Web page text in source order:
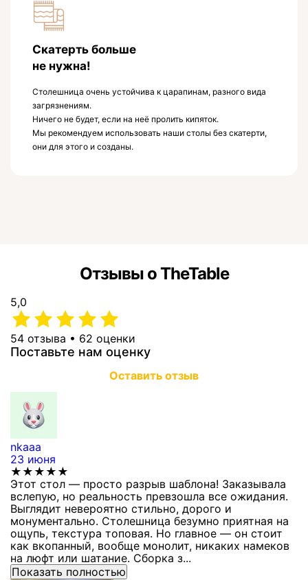
Скатерть больше
не нужна!
Столешница очень устойчива к царапинам, разного вида
загрязнениям.
Ничего не будет, если на неё пролить кипяток.
Мы рекомендуем использовать наши столы без скатерти,
они для этого и созданы.
Отзывы о TheTable
5,0
54 отзыва • 62 оценки
Поставьте нам оценку
Оставить отзыв
nkaaa
23 июня
★★★★★
Этот стол — просто разрыв шаблона! Заказывала
вслепую, но реальность превзошла все ожидания.
Выглядит невероятно стильно, дорого и
монументально. Столешница безумно приятная на
ощупь, текстура топовая. Но главное — он стоит
как вкопанный, вообще монолит, никаких намеков
на люфт или шатание. Сборка з...
Показать полностью